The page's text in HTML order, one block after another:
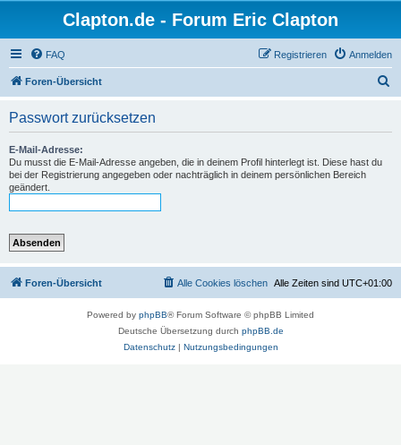
Clapton.de - Forum Eric Clapton
FAQ Anmelden
Registrieren
Foren-Übersicht
Passwort zurücksetzen
E-Mail-Adresse:
Du musst die E-Mail-Adresse angeben, die in deinem Profil hinterlegt ist. Diese hast du
bei der Registrierung angegeben oder nachträglich in deinem persönlichen Bereich
geändert.
Foren-Übersicht Alle Zeiten sind UTC+01:00
Alle Cookies löschen
Powered by phpBB® Forum Software © phpBB Limited
Deutsche Übersetzung durch phpBB.de
Datenschutz| Nutzungsbedingungen